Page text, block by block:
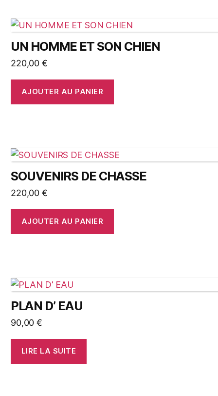
UN HOMME ET SON CHIEN
220,00 €
AJOUTER AU PANIER
SOUVENIRS DE CHASSE
220,00 €
AJOUTER AU PANIER
PLAN D’ EAU
90,00 €
LIRE LA SUITE